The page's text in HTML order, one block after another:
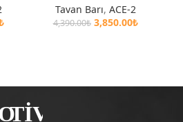
Tavan Barı, ACE-2
4,390.00₺ 3,850.00₺